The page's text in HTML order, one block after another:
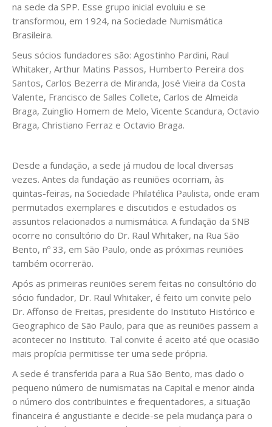
na sede da SPP. Esse grupo inicial evoluiu e se
transformou, em 1924, na Sociedade Numismática
Brasileira.
Seus sócios fundadores são: Agostinho Pardini, Raul
Whitaker, Arthur Matins Passos, Humberto Pereira dos
Santos, Carlos Bezerra de Miranda, José Vieira da Costa
Valente, Francisco de Salles Collete, Carlos de Almeida
Braga, Zuinglio Homem de Melo, Vicente Scandura, Octavio
Braga, Christiano Ferraz e Octavio Braga.
Desde a fundação, a sede já mudou de local diversas
vezes. Antes da fundação as reuniões ocorriam, às
quintas-feiras, na Sociedade Philatélica Paulista, onde eram
permutados exemplares e discutidos e estudados os
assuntos relacionados a numismática. A fundação da SNB
ocorre no consultório do Dr. Raul Whitaker, na Rua São
Bento, nº 33, em São Paulo, onde as próximas reuniões
também ocorrerão.
Após as primeiras reuniões serem feitas no consultório do
sócio fundador, Dr. Raul Whitaker, é feito um convite pelo
Dr. Affonso de Freitas, presidente do Instituto Histórico e
Geographico de São Paulo, para que as reuniões passem a
acontecer no Instituto. Tal convite é aceito até que ocasião
mais propícia permitisse ter uma sede própria.
A sede é transferida para a Rua São Bento, mas dado o
pequeno número de numismatas na Capital e menor ainda
o número dos contribuintes e frequentadores, a situação
financeira é angustiante e decide-se pela mudança para o